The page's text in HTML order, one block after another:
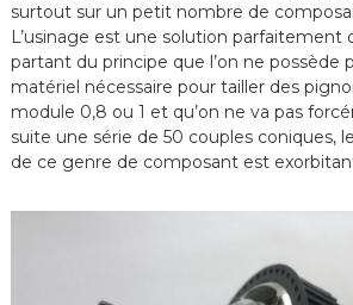
surtout sur un petit nombre de
L’usinage est une solution parfaitement
partant du principe que l’on ne possède
matériel nécessaire pour tailler des
module 0,8 ou 1 et qu’on ne va pas
suite une série de 50 couples coniques,
de ce genre de composant est